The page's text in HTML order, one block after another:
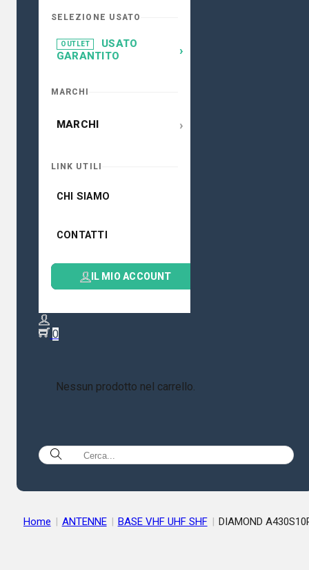
SELEZIONE USATO
OUTLET
USATO
GARANTITO
›
MARCHI
MARCHI ›
LINK UTILI
CHI SIAMO
CONTATTI
IL MIO ACCOUNT
0
Nessun prodotto nel carrello.
Home | ANTENNE | BASE VHF UHF SHF | DIAMOND